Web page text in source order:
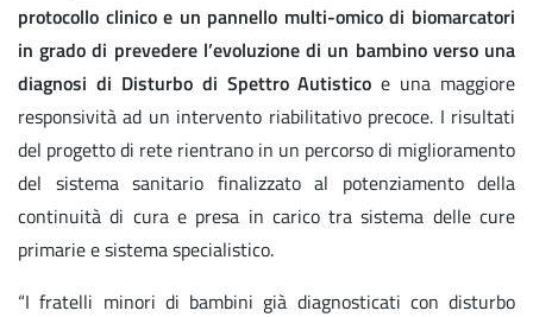
protocollo clinico e un pannello multi-omico di biomarcatori
in grado di prevedere l’evoluzione di un bambino verso una
diagnosi di Disturbo di Spettro Autistico e una maggiore
responsività ad un intervento riabilitativo precoce. I risultati
del progetto di rete rientrano in un percorso di miglioramento
del sistema sanitario finalizzato al potenziamento della
continuità di cura e presa in carico tra sistema delle cure
primarie e sistema specialistico.
“I fratelli minori di bambini già diagnosticati con disturbo